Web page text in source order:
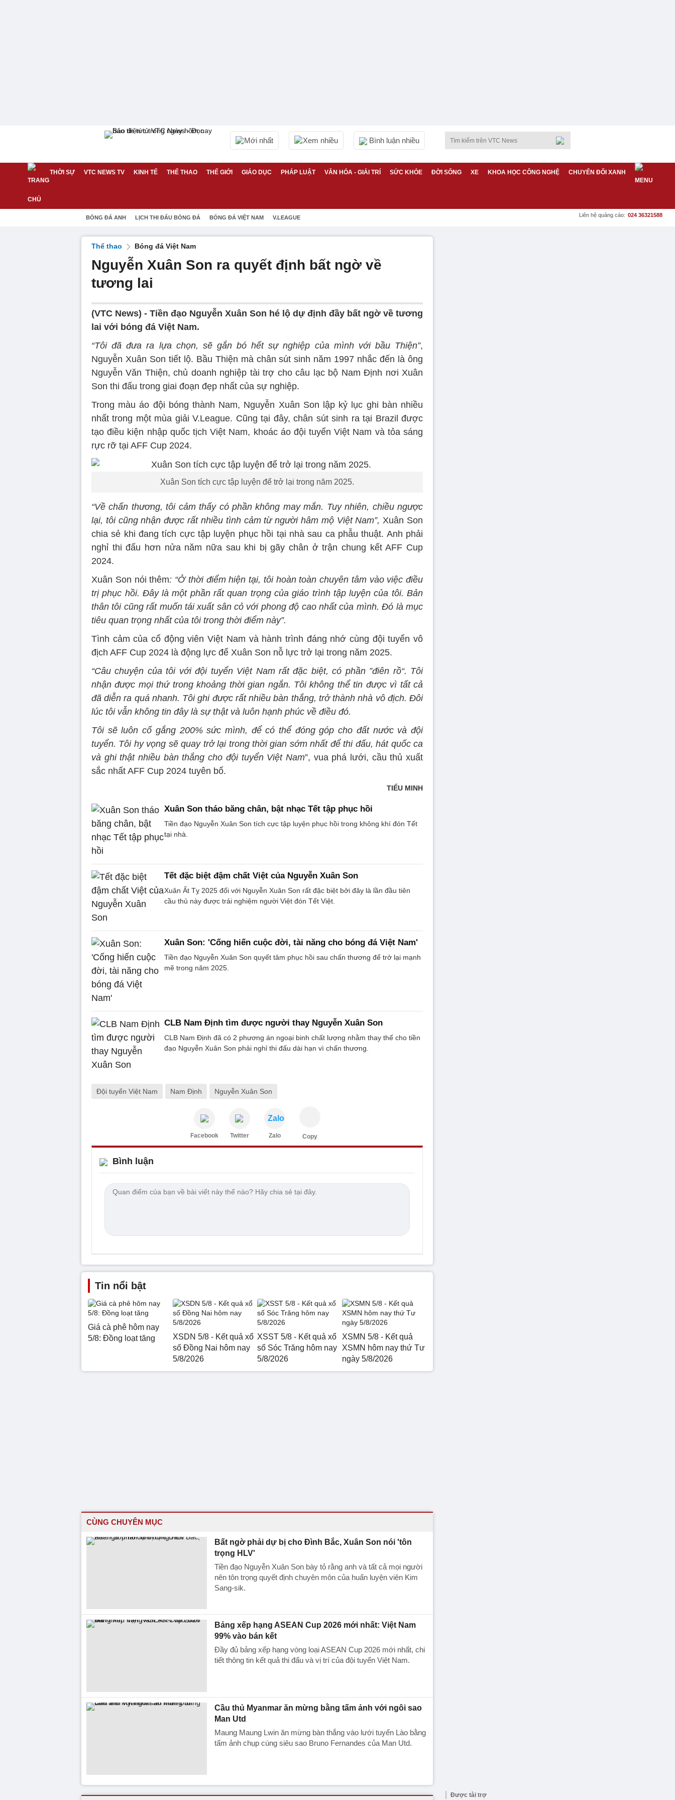
Mới nhất Xem nhiều Bình luận nhiều
THỜI SỰ VTC NEWS TV KINH TẾ THỂ THAO THẾ GIỚI GIÁO DỤC PHÁP LUẬT VĂN HÓA - GIẢI TRÍ SỨC KHỎE ĐỜI SỐNG XE KHOA HỌC CÔNG NGHỆ CHUYỂN ĐỔI XANH
BÓNG ĐÁ ANH LỊCH THI ĐẤU BÓNG ĐÁ BÓNG ĐÁ VIỆT NAM V.LEAGUE Liên hệ quảng cáo: 024 36321588
Thể thao Bóng đá Việt Nam
Nguyễn Xuân Son ra quyết định bất ngờ về
tương lai
(VTC News) - Tiền đạo Nguyễn Xuân Son hé lộ dự định đầy bất ngờ về tương
lai với bóng đá Việt Nam.
“Tôi đã đưa ra lựa chọn, sẽ gắn bó hết sự nghiệp của mình với bầu Thiện”,
Nguyễn Xuân Son tiết lộ. Bầu Thiện mà chân sút sinh năm 1997 nhắc đến là ông
Nguyễn Văn Thiện, chủ doanh nghiệp tài trợ cho câu lạc bộ Nam Định nơi Xuân
Son thi đấu trong giai đoạn đẹp nhất của sự nghiệp.
Trong màu áo đội bóng thành Nam, Nguyễn Xuân Son lập kỷ lục ghi bàn nhiều
nhất trong một mùa giải V.League. Cũng tại đây, chân sút sinh ra tại Brazil được
tạo điều kiện nhập quốc tịch Việt Nam, khoác áo đội tuyển Việt Nam và tỏa sáng
rực rỡ tại AFF Cup 2024.
Xuân Son tích cực tập luyện để trở lại trong năm 2025.
“Về chấn thương, tôi cảm thấy có phần không may mắn. Tuy nhiên, chiều ngược
lại, tôi cũng nhận được rất nhiều tình cảm từ người hâm mộ Việt Nam”, Xuân Son
chia sẻ khi đang tích cực tập luyện phục hồi tại nhà sau ca phẫu thuật. Anh phải
nghỉ thi đấu hơn nửa năm nữa sau khi bị gãy chân ở trận chung kết AFF Cup
2024.
Xuân Son nói thêm: “Ở thời điểm hiện tại, tôi hoàn toàn chuyên tâm vào việc điều
trị phục hồi. Đây là một phần rất quan trọng của giáo trình tập luyện của tôi. Bản
thân tôi cũng rất muốn tái xuất sân cỏ với phong độ cao nhất của mình. Đó là mục
tiêu quan trọng nhất của tôi trong thời điểm này”.
Tình cảm của cổ động viên Việt Nam và hành trình đáng nhớ cùng đội tuyển vô
địch AFF Cup 2024 là động lực để Xuân Son nỗ lực trở lại trong năm 2025.
“Câu chuyện của tôi với đội tuyển Việt Nam rất đặc biệt, có phần ”điên rồ“. Tôi
nhận được mọi thứ trong khoảng thời gian ngắn. Tôi không thể tin được vì tất cả
đã diễn ra quá nhanh. Tôi ghi được rất nhiều bàn thắng, trở thành nhà vô địch. Đôi
lúc tôi vẫn không tin đây là sự thật và luôn hạnh phúc về điều đó.
Tôi sẽ luôn cố gắng 200% sức mình, để có thể đóng góp cho đất nước và đội
tuyển. Tôi hy vọng sẽ quay trở lại trong thời gian sớm nhất để thi đấu, hát quốc ca
và ghi thật nhiều bàn thắng cho đội tuyển Việt Nam”, vua phá lưới, cầu thủ xuất
sắc nhất AFF Cup 2024 tuyên bố.
TIỂU MINH
Xuân Son tháo băng chân, bật nhạc Tết tập phục hồi
Tiền đạo Nguyễn Xuân Son tích cực tập luyện phục hồi trong không khí đón Tết
tại nhà.
Tết đặc biệt đậm chất Việt của Nguyễn Xuân Son
Xuân Ất Tỵ 2025 đối với Nguyễn Xuân Son rất đặc biệt bởi đây là lần đầu tiên
cầu thủ này được trải nghiệm người Việt đón Tết Việt.
Xuân Son: 'Cống hiến cuộc đời, tài năng cho bóng đá Việt Nam'
Tiền đạo Nguyễn Xuân Son quyết tâm phục hồi sau chấn thương để trở lại mạnh
mẽ trong năm 2025.
CLB Nam Định tìm được người thay Nguyễn Xuân Son
CLB Nam Định đã có 2 phương án ngoại binh chất lượng nhằm thay thế cho tiền
đạo Nguyễn Xuân Son phải nghỉ thi đấu dài hạn vì chấn thương.
Đội tuyển Việt Nam Nam Định Nguyễn Xuân Son
Facebook Twitter
Zalo
Zalo Copy
Bình luận
Tin nổi bật
Giá cà phê hôm nay
5/8: Đồng loạt tăng
XSDN 5/8 - Kết quả xổ
số Đồng Nai hôm nay
5/8/2026
XSST 5/8 - Kết quả xổ
số Sóc Trăng hôm nay
5/8/2026
XSMN 5/8 - Kết quả
XSMN hôm nay thứ Tư
ngày 5/8/2026
CÙNG CHUYÊN MỤC
Bất ngờ phải dự bị cho Đình Bắc, Xuân Son nói 'tôn
trọng HLV'
Tiền đạo Nguyễn Xuân Son bày tỏ rằng anh và tất cả mọi người
nên tôn trọng quyết định chuyên môn của huấn luyện viên Kim
Sang-sik.
Bảng xếp hạng ASEAN Cup 2026 mới nhất: Việt Nam
99% vào bán kết
Đầy đủ bảng xếp hạng vòng loại ASEAN Cup 2026 mới nhất, chi
tiết thông tin kết quả thi đấu và vị trí của đội tuyển Việt Nam.
Cầu thủ Myanmar ăn mừng bằng tấm ảnh với ngôi sao
Man Utd
Maung Maung Lwin ăn mừng bàn thắng vào lưới tuyển Lào bằng
tấm ảnh chụp cùng siêu sao Bruno Fernandes của Man Utd.
Được tài trợ